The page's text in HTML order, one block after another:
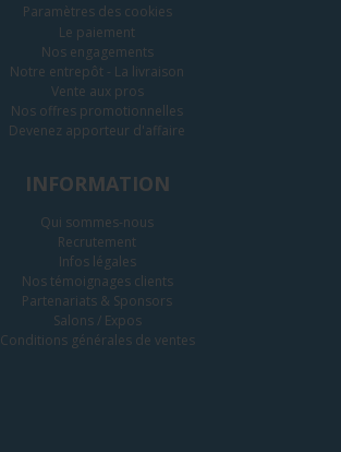
Paramètres des cookies
Le paiement
Nos engagements
Notre entrepôt - La livraison
Vente aux pros
Nos offres promotionnelles
Devenez apporteur d'affaire
INFORMATION
Qui sommes-nous
Recrutement
Infos légales
Nos témoignages clients
Partenariats & Sponsors
Salons / Expos
Conditions générales de ventes